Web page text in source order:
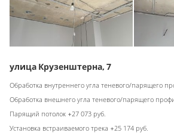
улица Крузенштерна, 7
Обработка внутреннего угла теневого/парящего
Обработка внешнего угла теневого/парящего
Парящий потолок +27 073 руб.
Установка встраиваемого трека +25 174 руб.